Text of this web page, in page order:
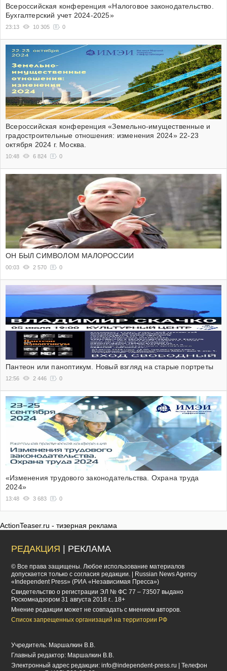
Всероссийская конференция «Налоговое законодательство.
Бухгалтерский учет 2024-2025»
23:13 10 305 0
Всероссийская конференция «Земельно-имущественные и
градостроительные отношения: изменения 2024» 22-23
октября 2024 г. Москва.
10:48 6 824 0
ОН БЫЛ СИМВОЛОМ МАЛОРОССИИ
00:03 2 570 0
Пантеон или паноптикум. Новый взгляд на старые портреты
12:56 2 446 0
«Изменения трудового законодательства. Охрана труда
2024»
13:48 3 683 0
ActionTeaser.ru - тизерная реклама
РЕДАКЦИЯ | РЕКЛАМА
© Все права защищены. Любое использование материалов
допускается только с согласия редакции. | Russian News Agency
«Independent Press» (РИА «Независимая Пресса»)
Cвидетельство о регистрации ЭЛ № ФС 77 – 73507 выдано
Роскомнадзором 31 августа 2018 г.. 18+
Мнение редакции может не совпадать с мнением авторов.
Список запрещенных организаций на территории РФ
Учредитель: Маршалкин В.В.
Главный редактор: Маршалкин В.В.
Электронный адрес редакции:info@independent-press.ru
| Телефон